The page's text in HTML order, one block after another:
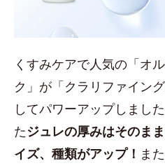
くすみケアで人気の「オ
ク」が「クラリファイン
してパワーアップしまし
たジュレの厚みはそのま
イズ、種類がアップ！ また